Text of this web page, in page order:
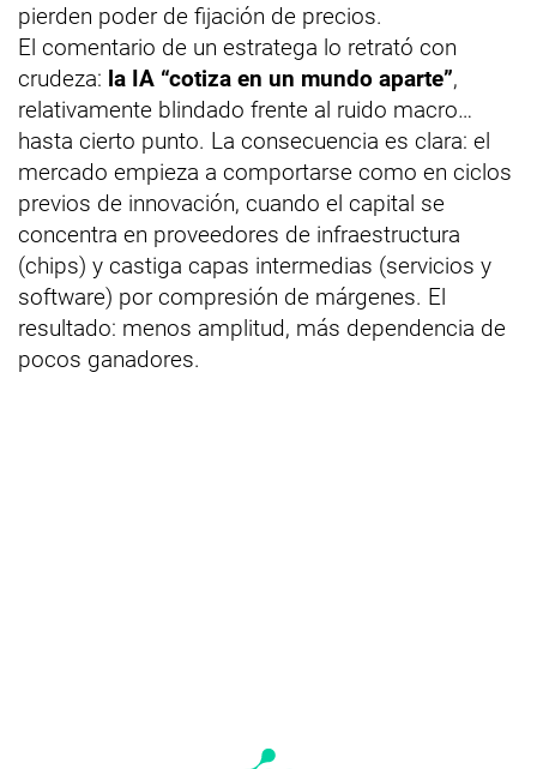
pierden poder de fijación de precios.
El comentario de un estratega lo retrató con
crudeza: la IA “cotiza en un mundo aparte”,
relativamente blindado frente al ruido macro…
hasta cierto punto. La consecuencia es clara: el
mercado empieza a comportarse como en ciclos
previos de innovación, cuando el capital se
concentra en proveedores de infraestructura
(chips) y castiga capas intermedias (servicios y
software) por compresión de márgenes. El
resultado: menos amplitud, más dependencia de
pocos ganadores.